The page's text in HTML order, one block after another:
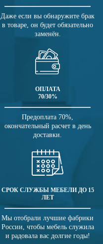
Даже если вы обнаружите брак
в товаре, он будет обязательно
заменён.
ОПЛАТА
70/30%
Предоплата 70%,
окончательный расчет в день
доставки.
СРОК СЛУЖБЫ МЕБЕЛИ ДО 15
ЛЕТ
Мы отобрали лучшие фабрики
России, чтобы мебель служила
и радовала вас долгие годы!